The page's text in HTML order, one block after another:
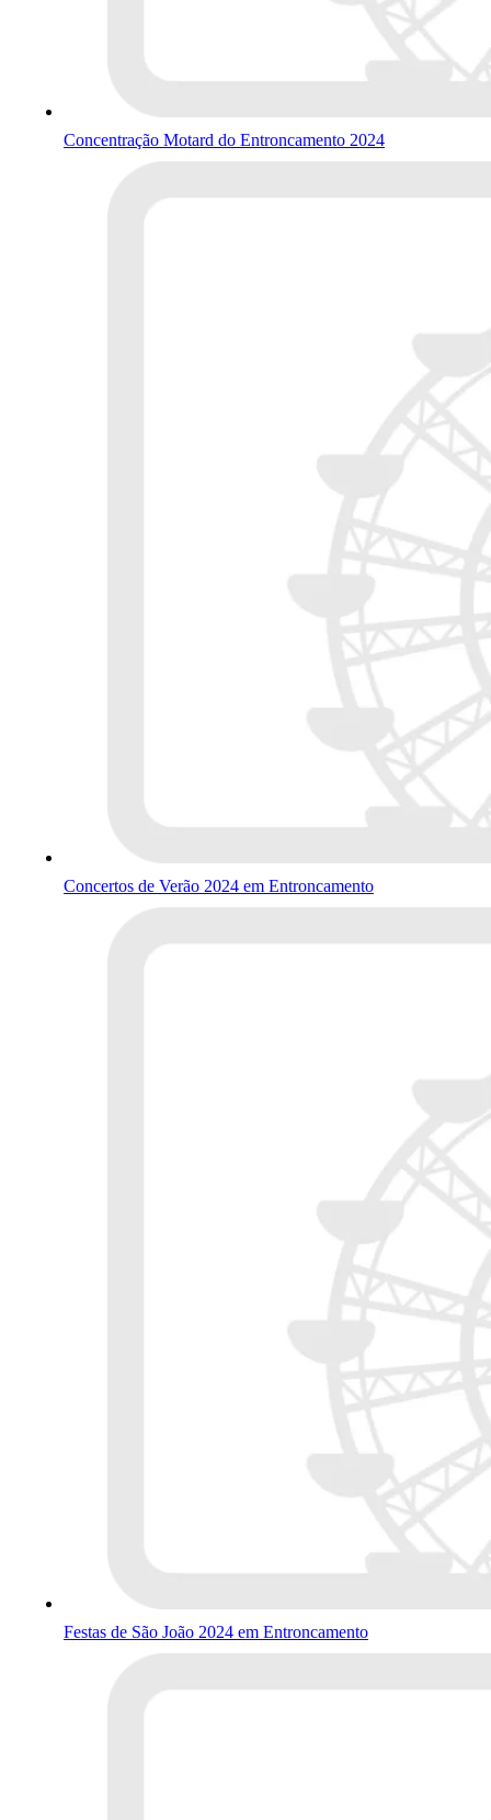
Concentração Motard do Entroncamento 2024
Concertos de Verão 2024 em Entroncamento
Festas de São João 2024 em Entroncamento